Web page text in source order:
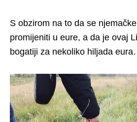
S obzirom na to da se
promijeniti u eure, a da je ovaj
bogatiji za nekoliko hiljada